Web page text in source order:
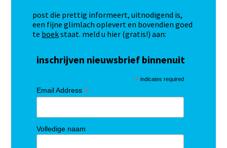
post die prettig informeert, uitnodigend is,
een fijne glimlach oplevert en bovendien goed
te boekstaat. meld u hier (gratis!) aan:
inschrijven nieuwsbrief binnenuit
* indicates required
Email Address*
Volledige naam